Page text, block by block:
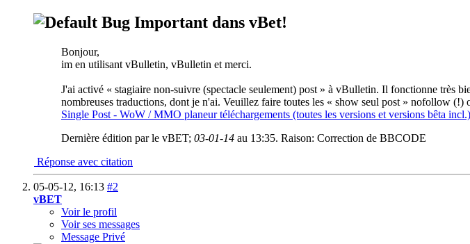
Bug Important dans vBet!
Bonjour,
im en utilisant vBulletin, vBulletin et merci.
J'ai activé « stagiaire non-suivre (spectacle seulement) post » à vBulletin. Il fonctionne très
nombreuses traductions, dont je n'ai. Veuillez faire toutes les « show seul post » nofollow (!)
Single Post - WoW / MMO planeur téléchargements (toutes les versions et versions bêta incl.)
Dernière édition par le vBET; 03-01-14 au 13:35. Raison: Correction de BBCODE
Réponse avec citation
05-05-12, 16:13 #2
vBET
Voir le profil
Voir ses messages
Message Privé